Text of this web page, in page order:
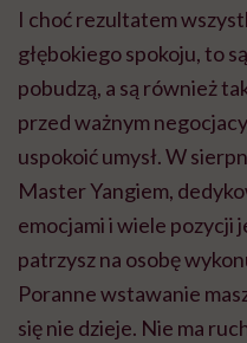
I choć rezultatem
głębokiego spokoju, to
pobudzą, a są również
przed ważnym
uspokoić umysł. W
Master Yangiem,
emocjami i wiele pozycji
patrzysz na osobę
Poranne wstawanie
się nie dzieje. Nie ma